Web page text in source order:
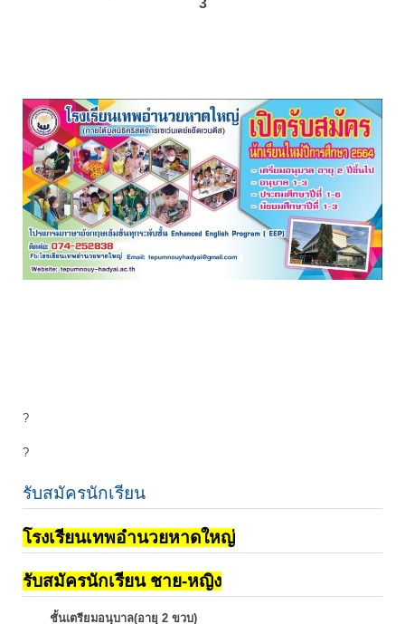
?
?
รับสมัครนักเรียน
โรงเรียนเทพอำนวยหาดใหญ่
รับสมัครนักเรียน ชาย-หญิง
ชั้นเตรียมอนุบาล(อายุ 2 ขวบ)